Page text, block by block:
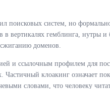
систем, но
вертикалях гемблинга, нутры
доменов.
и ссылочным профилем для
клоакинг означает
словами, что человеку